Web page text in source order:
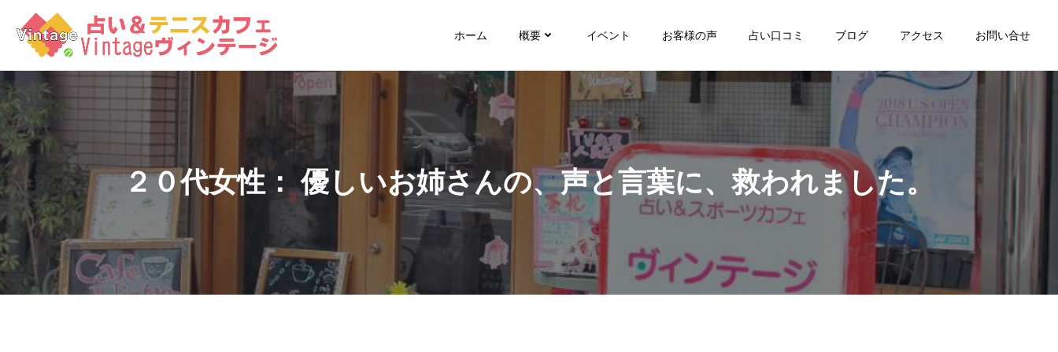
ツ
へ
ス
キ
ッ
プ
ホーム 概要 イベント お客様の声 占い口コミ ブログ アクセス お問い合せ
２０代女性： 優しいお姉さんの、声と言葉に、救われました。